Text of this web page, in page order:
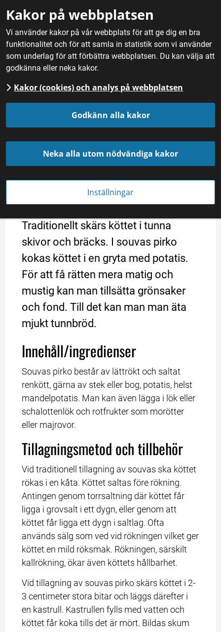
Kakor på webbplatsen
Vi använder kakor på vår webbplats för att ge dig en bra
funktionalitet och för att samla in statistik som vi använder
som underlag för att förbättra webbplatsen. Du kan välja att
godkänna eller neka kakor.
Kakor (cookies) och analys på webbplatsen
Godkänn alla kakor
Neka alla utom nödvändiga kakor
Inställningar
Hem / Mat / Maträtter och tillbehör / Souvas pirko
Souvas pirko
Kategori
Maträtter och tillbehör
Landskap
Lappland
Souvas betyder rökt på samiska och
är lättrökt och saltat renkött.
Traditionellt skärs köttet i tunna
skivor och bräcks. I souvas pirko
kokas köttet i en gryta med potatis.
För att få rätten mera matig och
mustig kan man tillsätta grönsaker
och fond. Till det kan man man äta
mjukt tunnbröd.
Innehåll/ingredienser
Souvas pirko består av lättrökt och saltat
renkött, gärna av stek eller bog, potatis, helst
mandelpotatis. Man kan även lägga i lök eller
schalottenlök och rotfrukter som morötter
eller majrovor.
Tillagningsmetod och tillbehör
Vid traditionell tillagning av souvas ska köttet
rökas i en kåta. Köttet saltas före rökning.
Antingen genom torrsaltning där köttet får
ligga i grovsalt i ett dygn, eller genom att
köttet får ligga ett dygn i saltlag. Ofta
används sälg som ved vid rökningen vilket ger
köttet en mild röksmak. Rökningen, särskilt
kallrökning, ökar även köttets hållbarhet.
Vid tillagning av souvas pirko skärs köttet i 2-
3 centimeter stora bitar och läggs därefter i
en kastrull. Kastrullen fylls med vatten och
köttet får koka tills det är mört. Bildas skum